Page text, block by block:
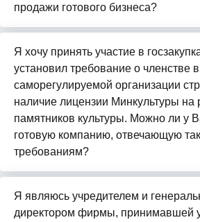
продажи готового бизнеса?
Я хочу принять участие в
установил требование о членстве в
саморегулируемой организации
наличие лицензии Минкультуры на
памятников культуры. Можно ли у
готовую компанию, отвечающую
требованиям?
Я являюсь учредителем и
директором фирмы, принимавшей